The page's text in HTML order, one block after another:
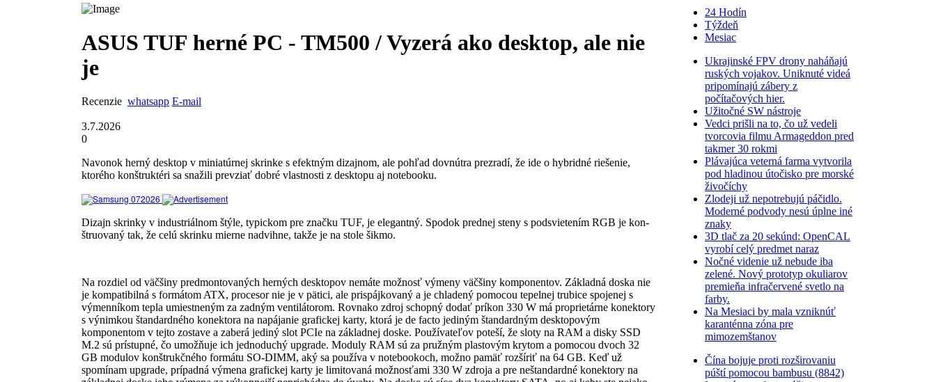
ASUS TUF herné PC - TM500 / Vyzerá ako desktop, ale nie
je
Recenzie whatsapp E-mail
3.7.2026
0
Navonok herný desktop v miniatúrnej skrinke s efektným dizajnom, ale pohľad dovnútra prezradí, že ide o hybridné riešenie,
ktorého konštruktéri sa snažili prevziať dobré vlastnosti z desktopu aj notebooku.
Dizajn skrinky v industriálnom štýle, typickom pre značku TUF, je elegantný. Spodok prednej steny s podsvietením RGB je kon­
štruo­vaný tak, že celú skrinku mierne nadvihne, takže je na stole šikmo.
Na rozdiel od väčšiny predmontovaných herných desktopov nemáte možnosť výmeny väčšiny komponentov. Základná doska nie
je kompatibilná s formátom ATX, procesor nie je v pätici, ale prispájkovaný a je chladený pomocou tepelnej trubice spojenej s
výmenníkom tepla umiestneným za zadným ventilátorom. Rovnako zdroj schopný dodať príkon 330 W má proprietárne konektory
s výnimkou štandardného konektora na napájanie grafickej karty, ktorá je de facto jediným štandardným desktopovým
komponentom v tejto zostave a zaberá jediný slot PCIe na základnej doske. Používateľov poteší, že sloty na RAM a disky SSD
M.2 sú prístupné, čo umožňuje ich jednoduchý upgrade. Moduly RAM sú za pružným plastovým krytom a pomocou dvoch 32
GB modulov konštrukčného formátu SO-DIMM, aký sa používa v notebookoch, možno pamäť rozšíriť na 64 GB. Keď už
spomínam upgrade, prípadná výmena grafickej karty je limitovaná možnosťami 330 W zdroja a pre neštandardné konektory na
24 Hodín
Týždeň
Mesiac
Ukrajinské FPV drony naháňajú
ruských vojakov. Uniknuté videá
pripomínajú zábery z
počítačových hier.
Užitočné SW nástroje
Vedci prišli na to, čo už vedeli
tvorcovia filmu Armageddon pred
takmer 30 rokmi
Plávajúca veterná farma vytvorila
pod hladinou útočisko pre morské
živočíchy
Zlodeji už nepotrebujú páčidlo.
Moderné podvody nesú úplne iné
znaky
3D tlač za 20 sekúnd: OpenCAL
vyrobí celý predmet naraz
Nočné videnie už nebude iba
zelené. Nový prototyp okuliarov
premieňa infračervené svetlo na
farby.
Na Mesiaci by mala vzniknúť
karanténna zóna pre
mimozemštanov
Čína bojuje proti rozširovaniu
púští pomocou bambusu (8842)